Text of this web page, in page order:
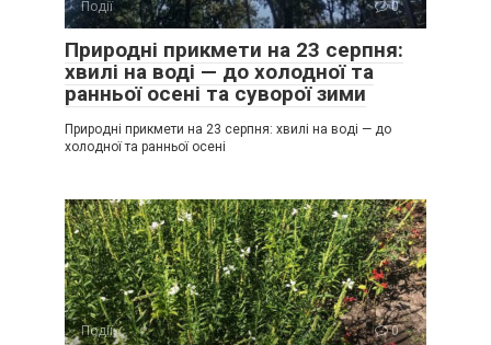
Події 0
Природні прикмети на 23 серпня:
хвилі на воді — до холодної та
ранньої осені та суворої зими
Природні прикмети на 23 серпня: хвилі на воді — до
холодної та ранньої осені
Події 0